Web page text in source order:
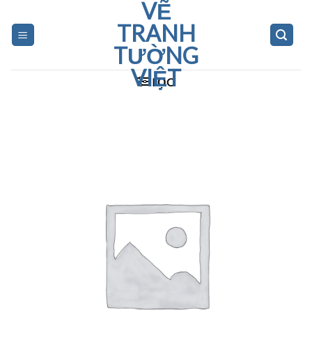
content
VẼ
TRANH
TƯỜNG
VIỆT
LỌC